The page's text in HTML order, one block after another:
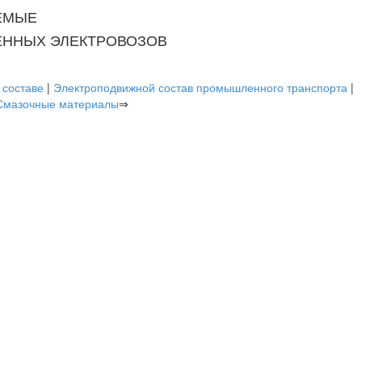
ЭЛЕКТРОВОЗОВ
| Электроподвижной состав промышленного транспорта|
материалы⇒